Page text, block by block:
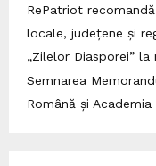
RePatriot
locale, județene și
„Zilelor Diasporei” la
Semnarea
Română și